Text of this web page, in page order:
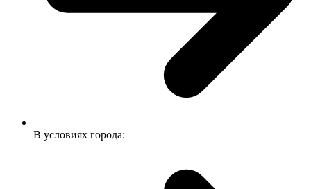
В условиях города: